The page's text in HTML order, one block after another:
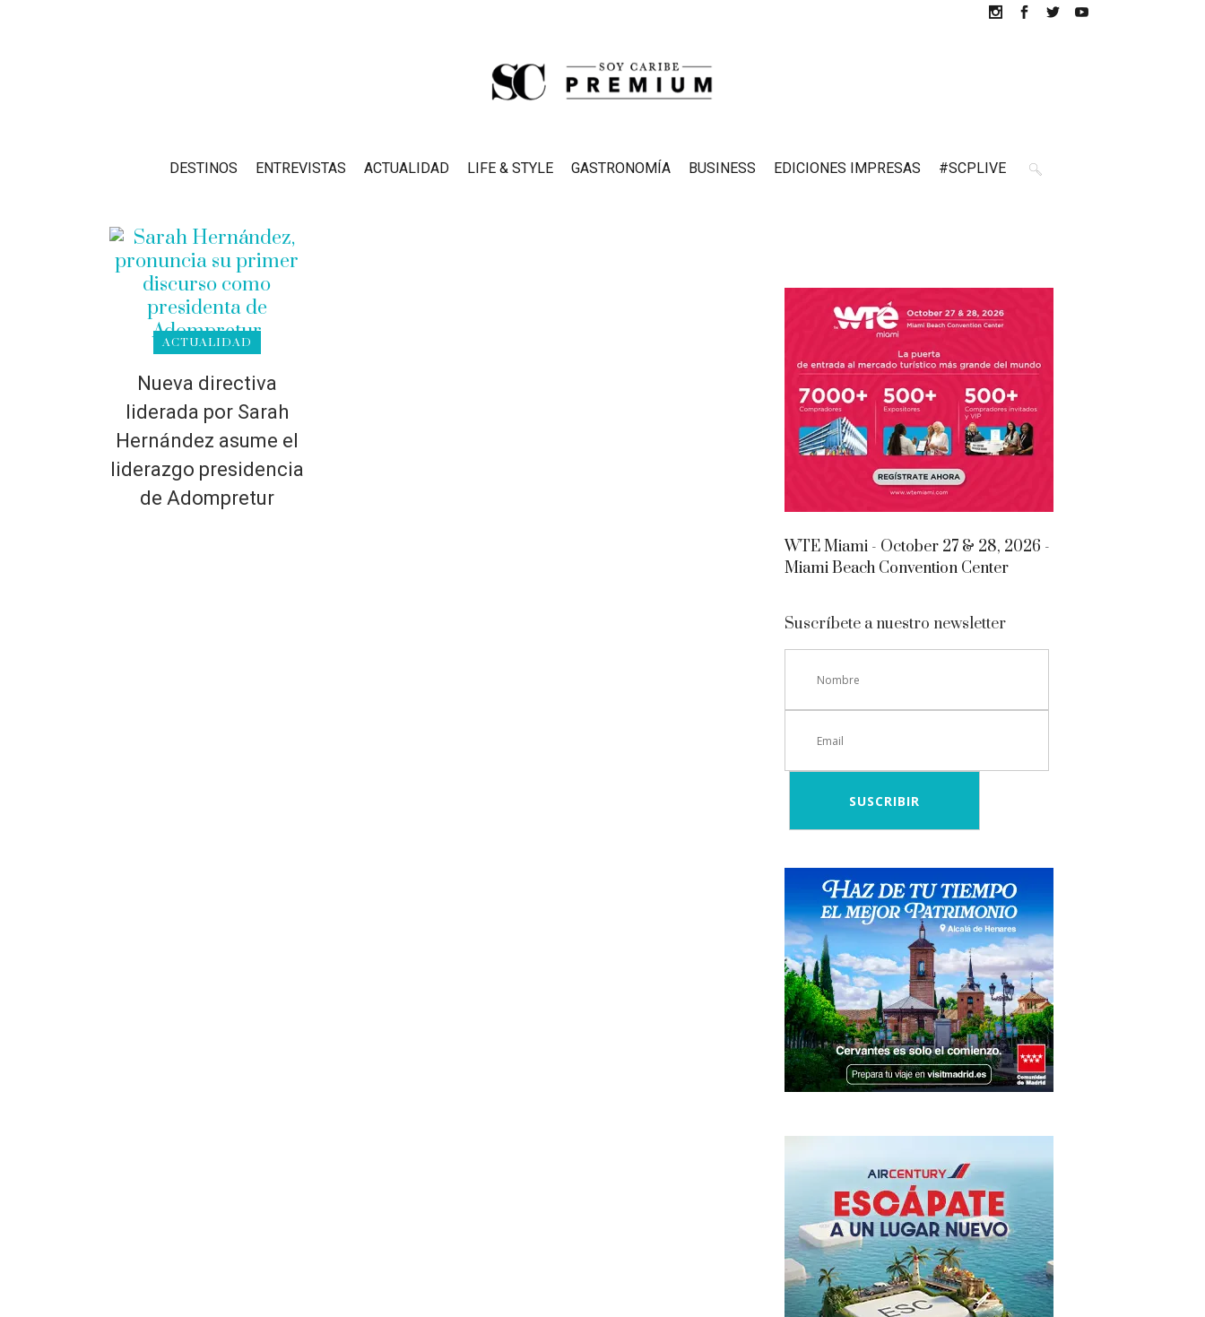
DESTINOS ENTREVISTAS ACTUALIDAD LIFE & STYLE GASTRONOMÍA BUSINESS EDICIONES IMPRESAS #SCPLIVE
ACTUALIDAD
Nueva directiva
liderada por Sarah
Hernández asume el
liderazgo presidencia
de Adompretur
WTE Miami - October 27 & 28, 2026 -
Miami Beach Convention Center
Suscríbete a nuestro newsletter